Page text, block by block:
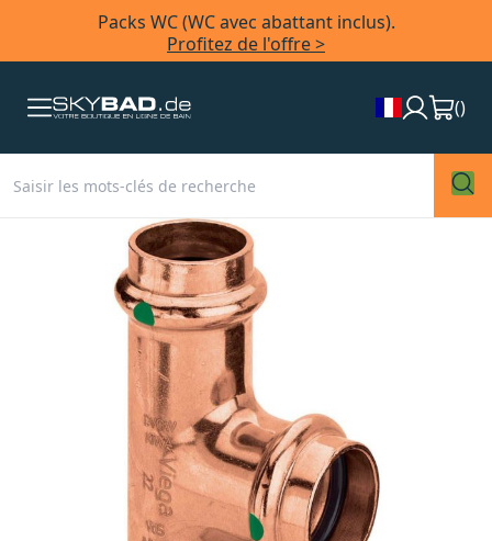
Packs WC (WC avec abattant inclus).
Profitez de l'offre >
()